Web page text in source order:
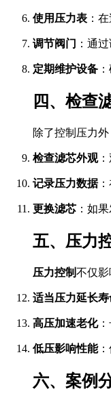
使用压力表 ：
调节阀门 ：通
定期维护设备
四、检查
除了控制压力
检查滤芯外观：
记录压力数据：
更换滤芯 ：如
五、压力
压力控制不仅影
适当压力延长寿
高压加速老化：
低压影响性能：
六、案例